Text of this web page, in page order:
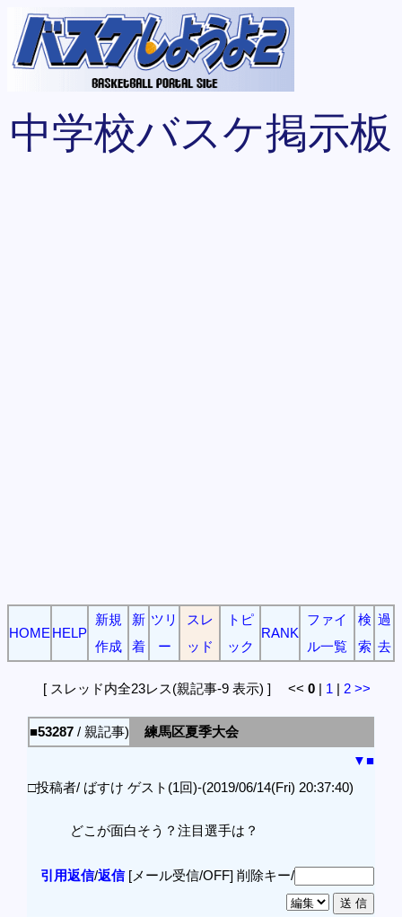
中学校バスケ掲示板
HOME HELP
新規
作成
新
着
ツリ
ー
スレ
ッド
トピ
ック
RANK
ファイ
ル一覧
検
索
過
去
[ スレッド内全23レス(親記事-9 表示) ] << 0 | 1 | 2 >>
■53287 / 親記事)
練馬区夏季大会
▼■
□投稿者/ ばすけ ゲスト(1回)-(2019/06/14(Fri) 20:37:40)
どこが面白そう？注目選手は？
引用返信/返信[メール受信/OFF] 削除キー/